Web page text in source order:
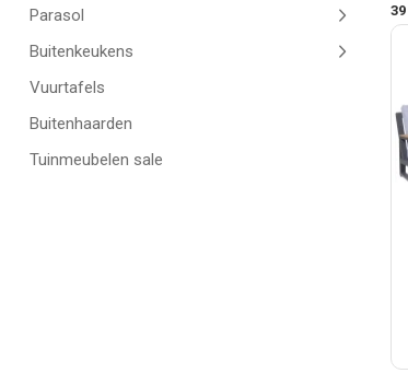
Parasol
Buitenkeukens
Vuurtafels
Buitenhaarden
Tuinmeubelen sale
39